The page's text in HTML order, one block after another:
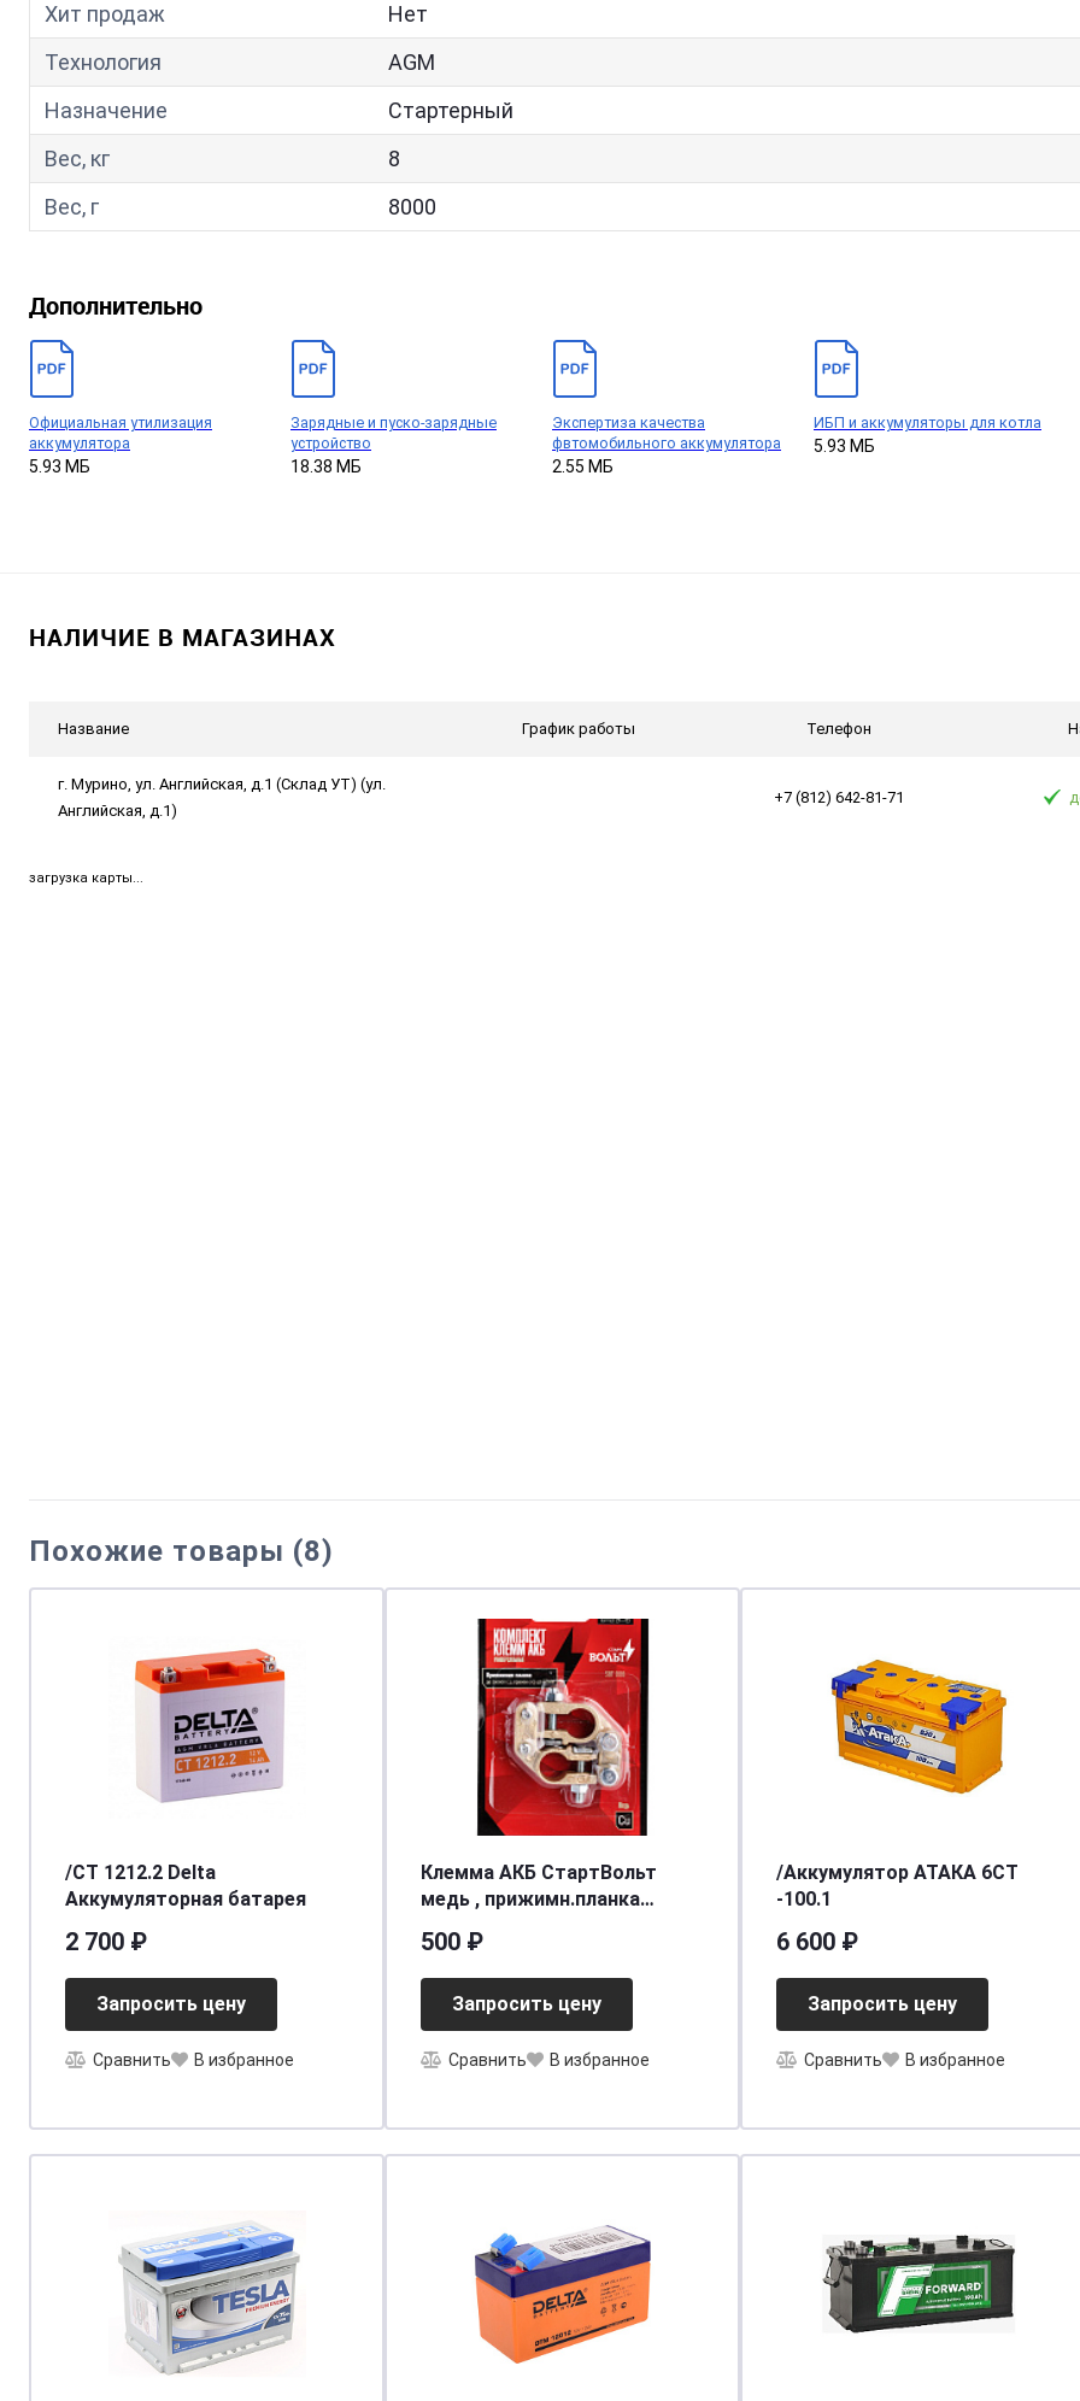
Хит продаж
Нет
Технология
AGM
Назначение
Стартерный
Вес, кг
8
Вес, г
8000
Дополнительно
Официальная утилизация
аккумулятора
5.93 МБ
Зарядные и пуско-зарядные
устройство
18.38 МБ
Экспертиза качества
фвтомобильного аккумулятора
2.55 МБ
ИБП и аккумуляторы для котла
5.93 МБ
НАЛИЧИЕ В МАГАЗИНАХ
Название График работы Телефон
г. Мурино, ул. Английская, д.1 (Склад УТ) (ул.
Английская, д.1)
+7 (812) 642-81-71
загрузка карты...
Похожие товары (8)
/СT 1212.2 Delta
Аккумуляторная батарея
2 700 ₽
Запросить цену
Сравнить В избранное
Клемма АКБ СтартВольт
медь , прижимн.планка
500 ₽
Запросить цену
Сравнить В избранное
/Аккумулятор АТАКА 6СТ
-100.1
6 600 ₽
Запросить цену
Сравнить В избранное